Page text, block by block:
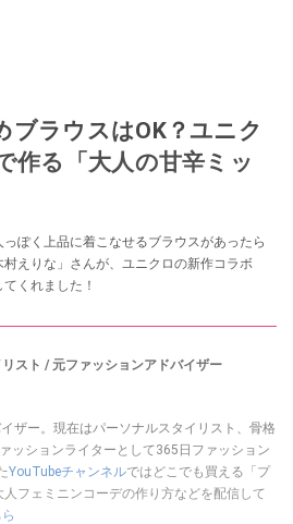
ブラウスはOK？ユニク
作る「大人の甘辛ミッ
ぽく上品に着こなせるブラウスがあったら
えりな」さんが、ユニクロの新作コラボ
くれました！
スト / 元ファッションアドバイザー
ザー。現在はパーソナルスタイリスト、骨格
ッションライターとして365日ファッション
YouTubeチャンネルではどこでも買える「プ
フェミニンコーデの作り方などを配信して